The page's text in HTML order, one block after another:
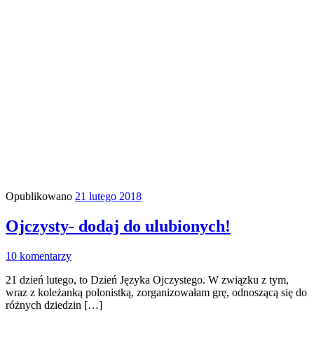
Opublikowano 21 lutego 2018
Ojczysty- dodaj do ulubionych!
10 komentarzy
21 dzień lutego, to Dzień Języka Ojczystego. W związku z tym,
wraz z koleżanką polonistką, zorganizowałam grę, odnoszącą się do
różnych dziedzin […]